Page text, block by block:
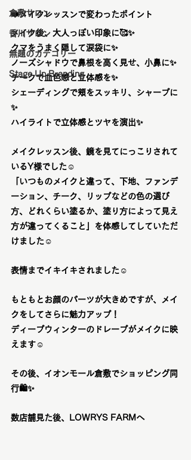
倉敷サロン
香川サロン
無題のカテゴリー
Stage Up Branding
❤️メイクレッスンで変わったポイント
メイク後、大人っぽい印象に🥰✨
クマをうまく隠して涙袋に✨
ノーズシャドウで鼻根を高く見せ、小鼻に✨
チークで血色感と立体感を✨
シェーディングで頬をスッキリ、シャープに
✨
ハイライトで立体感とツヤを演出✨
メイクレッスン後、鏡を見てにっこりされて
いるY様でした☺️
「いつものメイクと違って、下地、ファンデ
ーション、チーク、リップなどの色の選び
方、どれくらい塗るか、塗り方によって見え
方が違ってくること」を体感してしていただ
けました☺️
表情までイキイキされました☺️
もともとお顔のパーツが大きめですが、メイ
クをしてさらに魅力アップ！
ディープウィンターのドレープがメイクに映
えます ☺️
その後、イオンモール倉敷でショッピング同
行🛍️✨
数店舗見た後、LOWRYS FARMへ